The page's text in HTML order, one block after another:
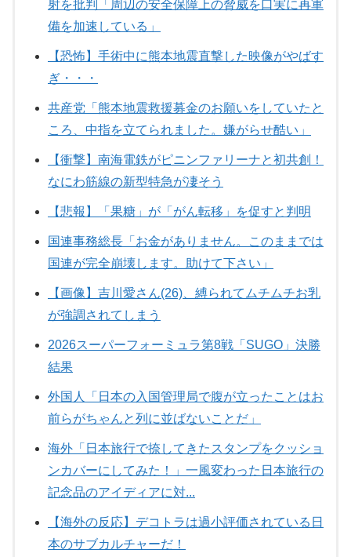
射を批判「周辺の安全保障上の脅威を口実に再軍
備を加速している」
【恐怖】手術中に熊本地震直撃した映像がやばす
ぎ・・・
共産党「熊本地震救援募金のお願いをしていたと
ころ、中指を立てられました。嫌がらせ酷い」
【衝撃】南海電鉄がピニンファリーナと初共創！
なにわ筋線の新型特急が凄そう
【悲報】「果糖」が「がん転移」を促すと判明
国連事務総長「お金がありません。このままでは
国連が完全崩壊します。助けて下さい」
【画像】吉川愛さん(26)、縛られてムチムチお乳
が強調されてしまう
2026スーパーフォーミュラ第8戦「SUGO」決勝
結果
外国人「日本の入国管理局で腹が立ったことはお
前らがちゃんと列に並ばないことだ」
海外「日本旅行で捺してきたスタンプをクッショ
ンカバーにしてみた！」一風変わった日本旅行の
記念品のアイディアに対...
【海外の反応】デコトラは過小評価されている日
本のサブカルチャーだ！